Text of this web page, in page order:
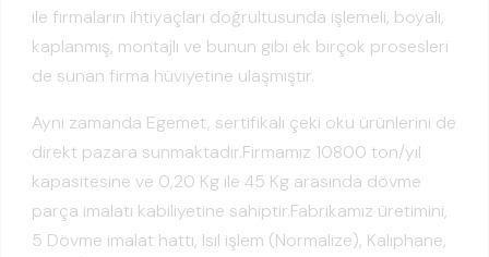
ile firmaların ihtiyaçları doğrultusunda işlemeli, boyalı,
kaplanmış, montajlı ve bunun gibi ek birçok prosesleri
de sunan firma hüviyetine ulaşmıştır.
Aynı zamanda Egemet, sertifikalı çeki oku ürünlerini de
direkt pazara sunmaktadır.Firmamız 10800 ton/yıl
kapasitesine ve 0,20 Kg ile 45 Kg arasında dövme
parça imalatı kabiliyetine sahiptir.Fabrikamız üretimini,
5 Dövme imalat hattı, Isıl işlem (Normalize), Kalıphane,